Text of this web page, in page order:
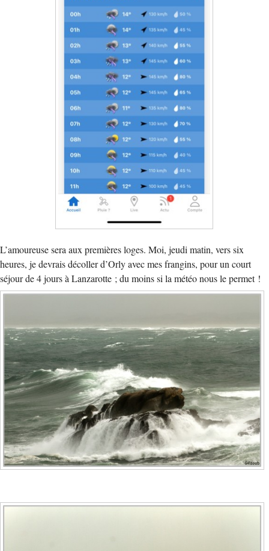
L’amoureuse sera aux premières loges. Moi, jeudi matin, vers six
heures, je devrais décoller d’Orly avec mes frangins, pour un court
séjour de 4 jours à Lanzarotte ; du moins si la météo nous le permet !